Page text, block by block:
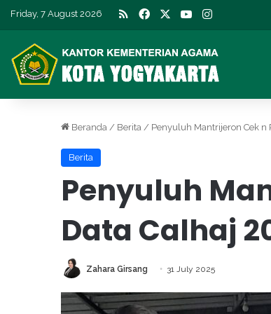
Friday, 7 August 2026 RSS Facebook YouTube
Beranda / Berita / Penyuluh Mantrijeron Cek n
Berita
Penyuluh
Data Calhaj
Zahara Girsang 31 July 2025